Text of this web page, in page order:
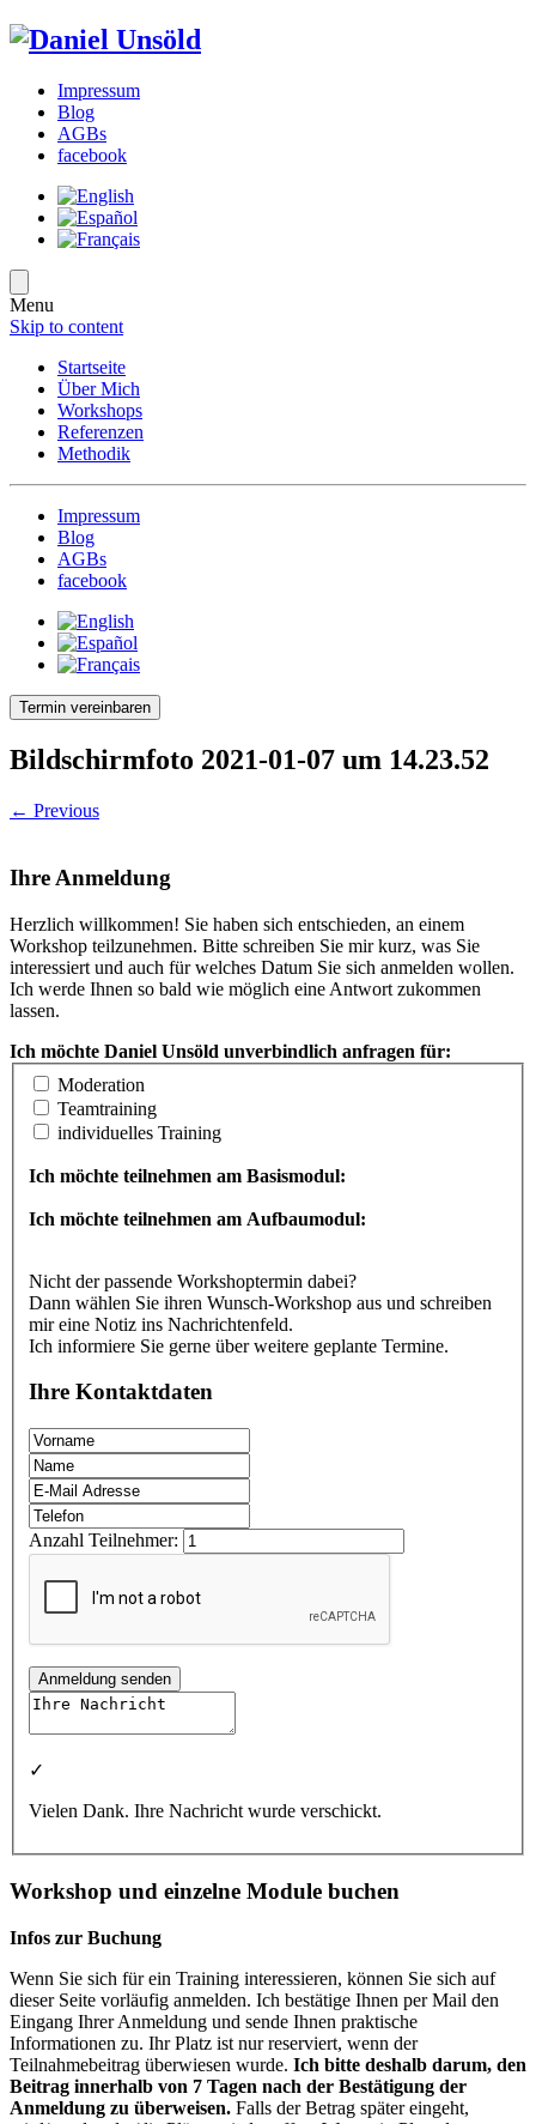
Impressum
Blog
AGBs
facebook
Menu
Skip to content
Startseite
Über Mich
Workshops
Referenzen
Methodik
Impressum
Blog
AGBs
facebook
Termin vereinbaren
Bildschirmfoto 2021-01-07 um 14.23.52
← Previous
Ihre Anmeldung
Herzlich willkommen! Sie haben sich entschieden, an einem
Workshop teilzunehmen. Bitte schreiben Sie mir kurz, was Sie
interessiert und auch für welches Datum Sie sich anmelden wollen.
Ich werde Ihnen so bald wie möglich eine Antwort zukommen
lassen.
Ich möchte Daniel Unsöld unverbindlich anfragen für:
Moderation
Teamtraining
individuelles Training
Ich möchte teilnehmen am Basismodul:
Ich möchte teilnehmen am Aufbaumodul:
Nicht der passende Workshoptermin dabei?
Dann wählen Sie ihren Wunsch-Workshop aus und schreiben
mir eine Notiz ins Nachrichtenfeld.
Ich informiere Sie gerne über weitere geplante Termine.
Ihre Kontaktdaten
Anzahl Teilnehmer:
Anmeldung senden
✓
Vielen Dank. Ihre Nachricht wurde verschickt.
Workshop und einzelne Module buchen
Infos zur Buchung
Wenn Sie sich für ein Training interessieren, können Sie sich auf
dieser Seite vorläufig anmelden. Ich bestätige Ihnen per Mail den
Eingang Ihrer Anmeldung und sende Ihnen praktische
Informationen zu. Ihr Platz ist nur reserviert, wenn der
Teilnahmebeitrag überwiesen wurde. Ich bitte deshalb darum, den
Beitrag innerhalb von 7 Tagen nach der Bestätigung der
Anmeldung zu überweisen. Falls der Betrag später eingeht,